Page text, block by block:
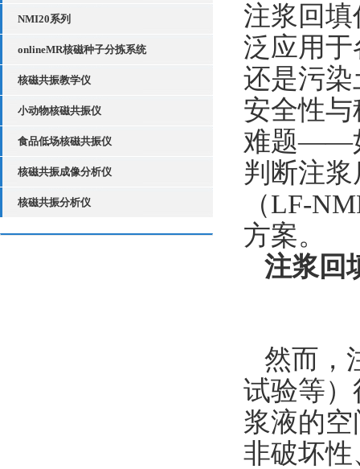
NMI20系列
onlineMR核磁种子分拣系统
核磁共振教学仪
小动物核磁共振仪
食品低场核磁共振仪
核磁共振成像分析仪
核磁共振分析仪
注浆回
泛应用
还是污
安全性
难题——
判断注
（LF-
方案。
注浆回
然而，
试验等
浆液的
非破坏